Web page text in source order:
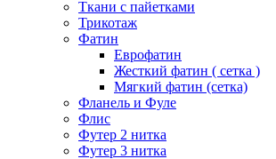
Ткани с пайетками
Трикотаж
Фатин
Еврофатин
Жесткий фатин ( сетка )
Мягкий фатин (сетка)
Фланель и Фуле
Флис
Футер 2 нитка
Футер 3 нитка